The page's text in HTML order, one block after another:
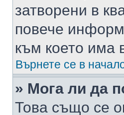
затворени в
повече
към което има
Върнете се в
» Мога ли да
Това също се